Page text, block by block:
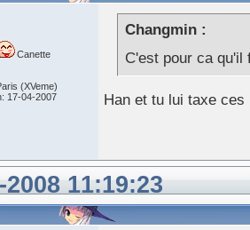
Canette
(XVeme)
17-04-2007
Changmin :
C'est pour ca qu'il
Han et tu lui taxe
2008 11:19:23